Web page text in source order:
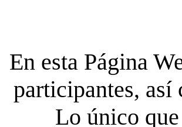
En esta Página
participantes, así
Lo único